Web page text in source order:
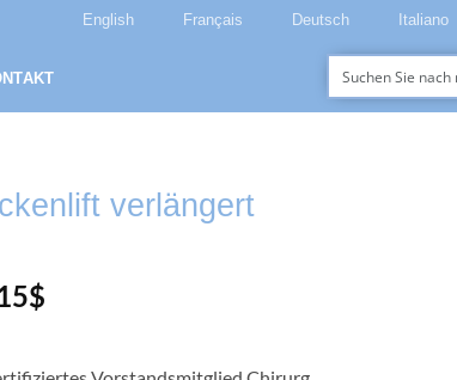
English Français Deutsch Italiano
verlängert
$